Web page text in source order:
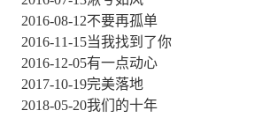
2016-08-12不要再孤单
2016-11-15当我找到了你
2016-12-05有一点动心
2017-10-19完美落地
2018-05-20我们的十年